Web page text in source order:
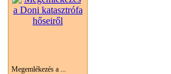
Megemlékezés a ...